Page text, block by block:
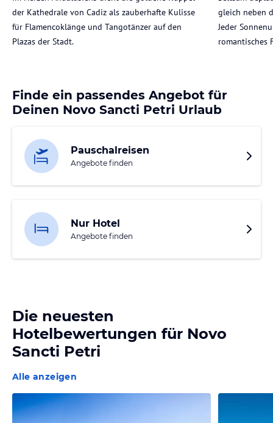
der Kathedrale von Cadiz als zauberhafte Kulisse
für Flamencoklänge und Tangotänzer auf den
Plazas der Stadt.
gleich neben
Jeder
romantisches
Finde ein passendes Angebot für
Deinen Novo Sancti Petri Urlaub
Pauschalreisen
Angebote finden
Nur Hotel
Angebote finden
Die neuesten
Hotelbewertungen für Novo
Sancti Petri
Alle anzeigen